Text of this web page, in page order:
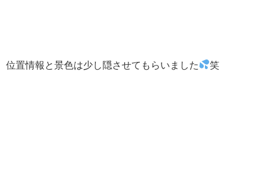
位置情報と景色は少し隠させてもらいました 笑